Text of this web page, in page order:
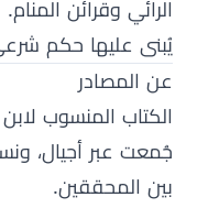
الرائي وقرائن
يُبنى عليها حكم
عن المصادر
الكتاب المنسوب
جُمعت عبر أجيال،
بين المحققين.